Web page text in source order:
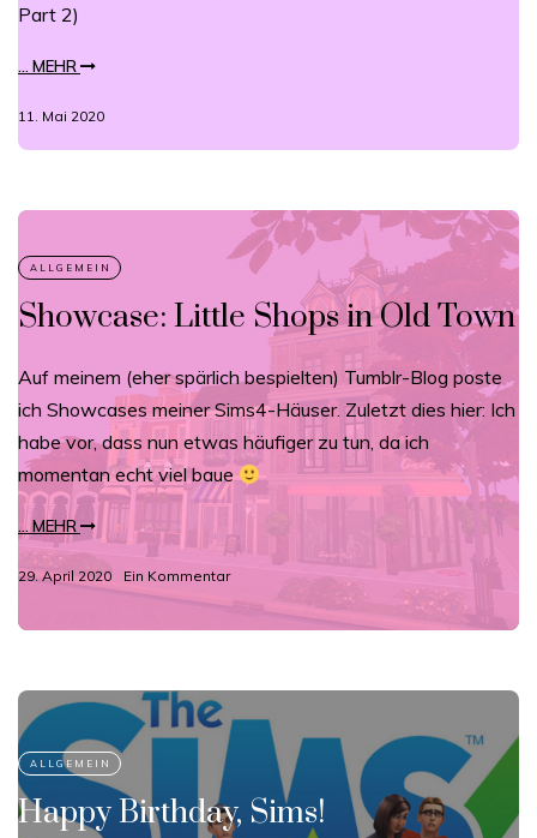
Part 2)
... MEHR
11. Mai 2020
Showcase: Little Shops in Old Town
Auf meinem (eher spärlich bespielten) Tumblr-Blog poste
ich Showcases meiner Sims4-Häuser. Zuletzt dies hier: Ich
habe vor, dass nun etwas häufiger zu tun, da ich
momentan echt viel baue
... MEHR
29. April 2020 Ein Kommentar
Happy Birthday, Sims!